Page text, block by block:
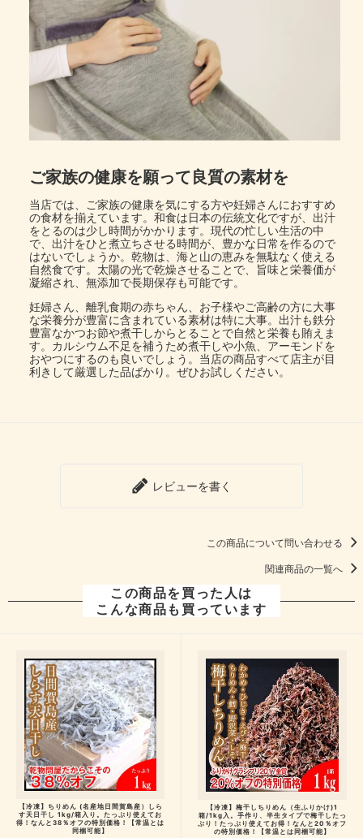
ご家族の健康を願って良質の素材を
当店では、ご家族の健康を気にする方や妊婦さんにおすすめ
の食材を揃えています。和食は日本の伝統文化ですが、出汁
をとるのは少し時間がかかります。現代の忙しい生活の中
で、出汁をひと煮立ちさせる時間が、豊かな日常を作るので
はないでしょうか。乾物は、海と山の恵みを無駄なく使える
自然食です。太陽の光で乾燥させることで、旨味と栄養価が
凝縮され、無添加で長期保存も可能です。
妊婦さん、離乳食期の赤ちゃん、お子様やご高齢の方に大事
な栄養分が豊富に含まれている素材は特に大事。出汁も鉄分
豊富なかつお節や煮干しからとることで自然と栄養も賄えま
す。カルシウム不足を補うため煮干しや小魚、アーモンドを
おやつにするのも良いでしょう。当店の商品すべて店主が目
利きして厳選した品ばかり。ぜひお試しください。
レビューを書く
この商品について問い合わせる
関連商品の一覧へ
この商品を買った人は
こんな商品も買っています
【冷凍】ちりめん (名産地日間賀島産）しら
す天日干し 1kg/箱入り。たっぷり使えてお
得！なんと38％オフの特別価格！【常温とは
同梱可能】
【冷凍】梅干しちりめん（生ふりかけ)1
箱/1kg入。手作り、半生タイプで梅干したっ
ぷり！たっぷり使えてお得！なんと20％オフ
の特別価格！【常温とは同梱可能】